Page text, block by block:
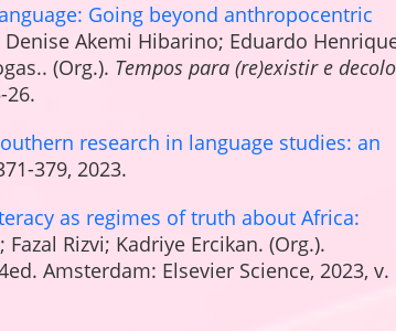
Going beyond anthropocentric
Denise Akemi Hibarino; Eduardo
(Org.). Tempos para (re)existir e
26.
research in language studies: an
379, 2023.
as regimes of truth about Africa:
Fazal Rizvi; Kadriye Ercikan. (Org.).
Amsterdam: Elsevier Science, 2023, v.